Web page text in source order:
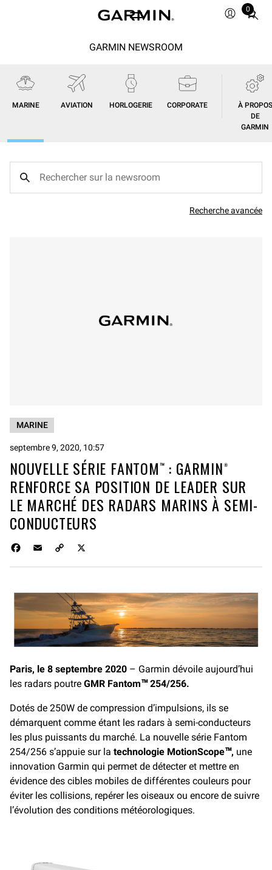
0
Total
GARMIN NEWSROOM
MARINE AVIATION HORLOGERIE CORPORATE
À PROPOS
DE
GARMIN
Recherche avancée
MARINE
septembre 9, 2020, 10:57
NOUVELLE SÉRIE FANTOM™ : GARMIN®
RENFORCE SA POSITION DE LEADER SUR
LE MARCHÉ DES RADARS MARINS À SEMI-
CONDUCTEURS
b
o
k
l
L
n
k
Paris, le 8 septembre 2020 – Garmin dévoile aujourd’hui
les radars poutre GMR Fantom™ 254/256.
Dotés de 250W de compression d’impulsions, ils se
démarquent comme étant les radars à semi-conducteurs
les plus puissants du marché. La nouvelle série Fantom
254/256 s’appuie sur la technologie MotionScope™, une
innovation Garmin qui permet de détecter et mettre en
évidence des cibles mobiles de différentes couleurs pour
éviter les collisions, repérer les oiseaux ou encore de suivre
l’évolution des conditions météorologiques.